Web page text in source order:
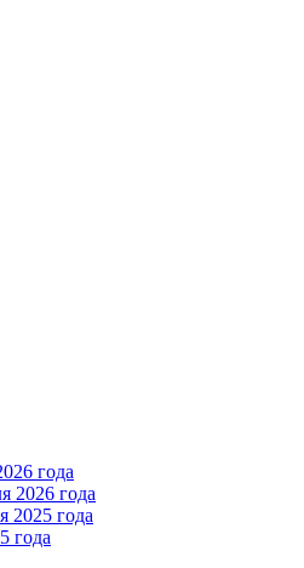
года
2026 года
2025 года
года